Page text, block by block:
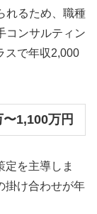
れるため、職種
コンサルティン
スで年収2,000
1,100万円
定を主導しま
掛け合わせが年